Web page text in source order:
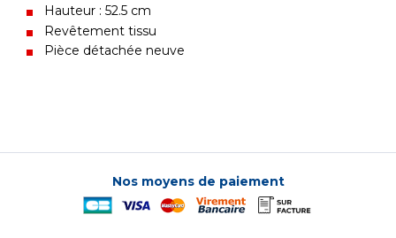
Hauteur : 52.5 cm
Revêtement tissu
Pièce détachée neuve
Nos moyens de paiement